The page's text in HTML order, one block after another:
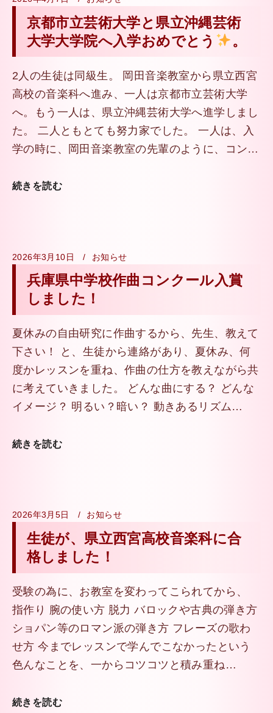
京都市立芸術大学と県立沖縄芸術
大学大学院へ入学おめでとう
。
2人の生徒は同級生。 岡田音楽教室から県立西宮
高校の音楽科へ進み、一人は京都市立芸術大学
へ。もう一人は、県立沖縄芸術大学へ進学しまし
た。 二人ともとても努力家でした。 一人は、入
学の時に、岡田音楽教室の先輩のように、コン…
続きを読む
2026年3月10日 お知らせ
兵庫県中学校作曲コンクール入賞
しました！
夏休みの自由研究に作曲するから、先生、教えて
下さい！ と、生徒から連絡があり、夏休み、何
度かレッスンを重ね、作曲の仕方を教えながら共
に考えていきました。 どんな曲にする？ どんな
イメージ？ 明るい？暗い？ 動きあるリズム…
続きを読む
2026年3月5日 お知らせ
生徒が、県立西宮高校音楽科に合
格しました！
受験の為に、お教室を変わってこられてから、
指作り 腕の使い方 脱力 バロックや古典の弾き方
ショパン等のロマン派の弾き方 フレーズの歌わ
せ方 今までレッスンで学んでこなかったという
色んなことを、一からコツコツと積み重ね…
続きを読む